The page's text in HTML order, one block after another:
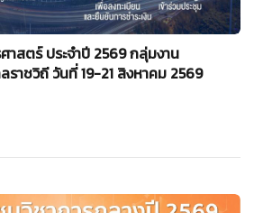
าสตร์ ประจำปี 2569 กลุ่มงาน
ราชวิถี วันที่ 19-21 สิงหาคม 2569